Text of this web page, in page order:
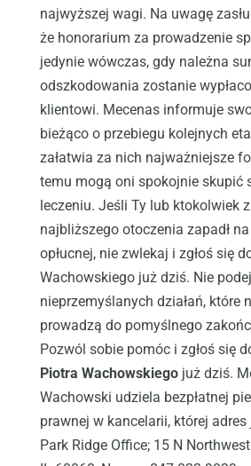
najwyższej wagi. Na uwagę
że honorarium za prowadzenie
jedynie wówczas, gdy należna
odszkodowania zostanie
klientowi. Mecenas informuje
bieżąco o przebiegu kolejnych
załatwia za nich najważniejsze
temu mogą oni spokojnie skupić
leczeniu. Jeśli Ty lub ktokolwiek
najbliższego otoczenia zapadł
opłucnej, nie zwlekaj i zgłoś się
Wachowskiego już dziś. Nie
nieprzemyślanych działań, które
prowadzą do pomyślnego
Pozwól sobie pomóc i zgłoś się
Piotra Wachowskiegojuż dziś.
Wachowski udziela bezpłatnej
prawnej w kancelarii, której
Park Ridge Office; 15 N